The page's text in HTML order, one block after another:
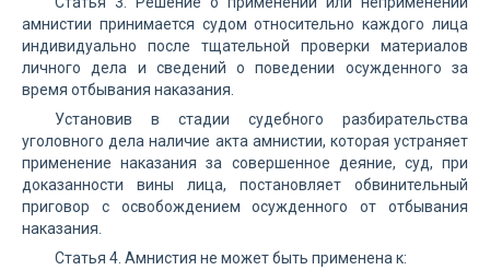
амнистии принимается судом относительно каждого лица
индивидуально после тщательной проверки материалов
личного дела и сведений о поведении осужденного за
время отбывания наказания.
Установив в стадии судебного разбирательства
уголовного дела наличие акта амнистии, которая устраняет
применение наказания за совершенное деяние, суд, при
доказанности вины лица, постановляет обвинительный
приговор с освобождением осужденного от отбывания
наказания.
Статья 4. Амнистия не может быть применена к: